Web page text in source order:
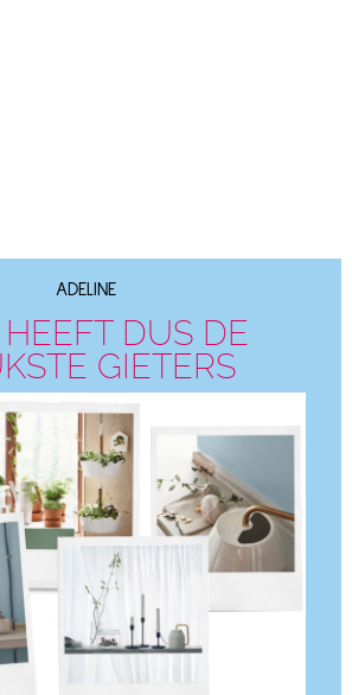
ADELINE
DUS DE
GIETERS